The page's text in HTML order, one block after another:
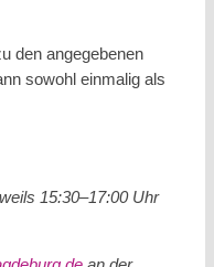
den angegebenen
sowohl einmalig als
15:30–17:00 Uhr